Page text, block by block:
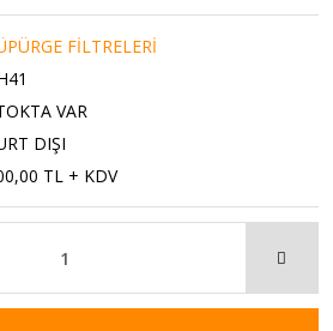
FİLTRELERİ
VAR
DIŞI
TL + KDV